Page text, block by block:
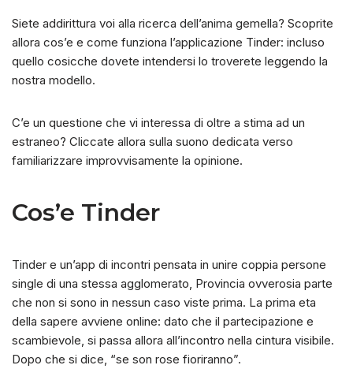
Siete addirittura voi alla ricerca dell’anima gemella? Scoprite
allora cos’e e come funziona l’applicazione Tinder: incluso
quello cosicche dovete intendersi lo troverete leggendo la
nostra modello.
C’e un questione che vi interessa di oltre a stima ad un
estraneo? Cliccate allora sulla suono dedicata verso
familiarizzare improvvisamente la opinione.
Cos’e Tinder
Tinder e un’app di incontri pensata in unire coppia persone
single di una stessa agglomerato, Provincia ovverosia parte
che non si sono in nessun caso viste prima. La prima eta
della sapere avviene online: dato che il partecipazione e
scambievole, si passa allora all’incontro nella cintura visibile.
Dopo che si dice, “se son rose fioriranno”.